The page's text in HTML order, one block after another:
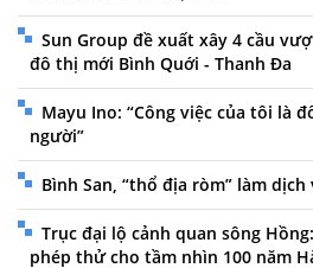
Sun Group đề xuất xây 4 cầu
đô thị mới Bình Quới - Thanh Đa
Mayu Ino: “Công việc của tôi là
người”
Bình San, “thổ địa ròm” làm
Trục đại lộ cảnh quan sông
phép thử cho tầm nhìn 100 năm